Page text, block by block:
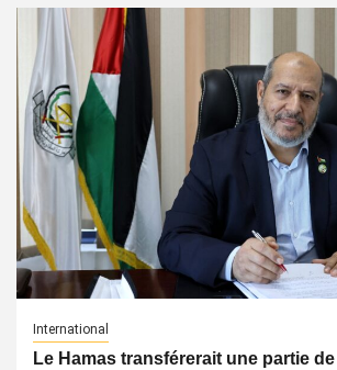
International
Le Hamas transférerait une partie